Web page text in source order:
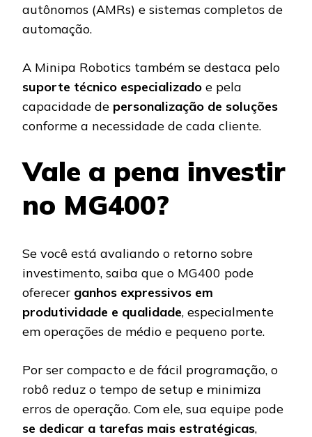
autônomos (AMRs) e sistemas completos de
automação.
A Minipa Robotics também se destaca pelo
suporte técnico especializado e pela
capacidade de personalização de soluções
conforme a necessidade de cada cliente.
Vale a pena investir
no MG400?
Se você está avaliando o retorno sobre
investimento, saiba que o MG400 pode
oferecer ganhos expressivos em
produtividade e qualidade, especialmente
em operações de médio e pequeno porte.
Por ser compacto e de fácil programação, o
robô reduz o tempo de setup e minimiza
erros de operação. Com ele, sua equipe pode
se dedicar a tarefas mais estratégicas,